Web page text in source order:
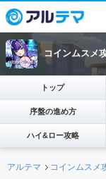
コインムスメ
トップ
序盤の進め方
ハイ&ロー攻略
アルテマ コインムスメ